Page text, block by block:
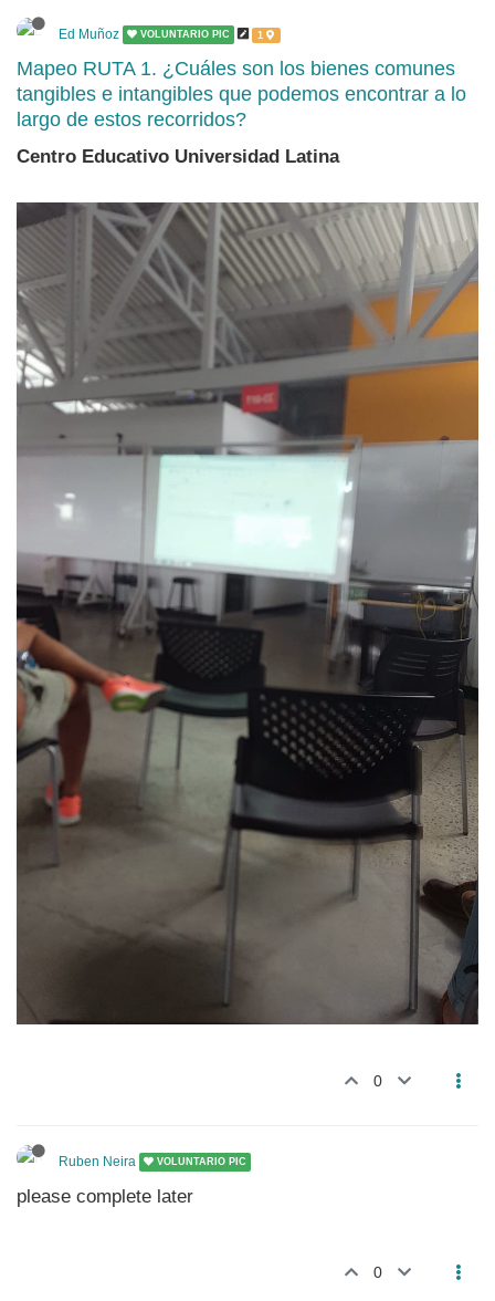
Ed Muñoz VOLUNTARIO PIC 1
Mapeo RUTA 1. ¿Cuáles son los bienes comunes
tangibles e intangibles que podemos encontrar a lo
largo de estos recorridos?
Centro Educativo Universidad Latina
0
Ruben Neira VOLUNTARIO PIC
please complete later
0